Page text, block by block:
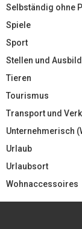
Selbständig ohne
Spiele
Sport
Stellen und
Tieren
Tourismus
Transport und
Unternehmerisch
Urlaub
Urlaubsort
Wohnaccessoires